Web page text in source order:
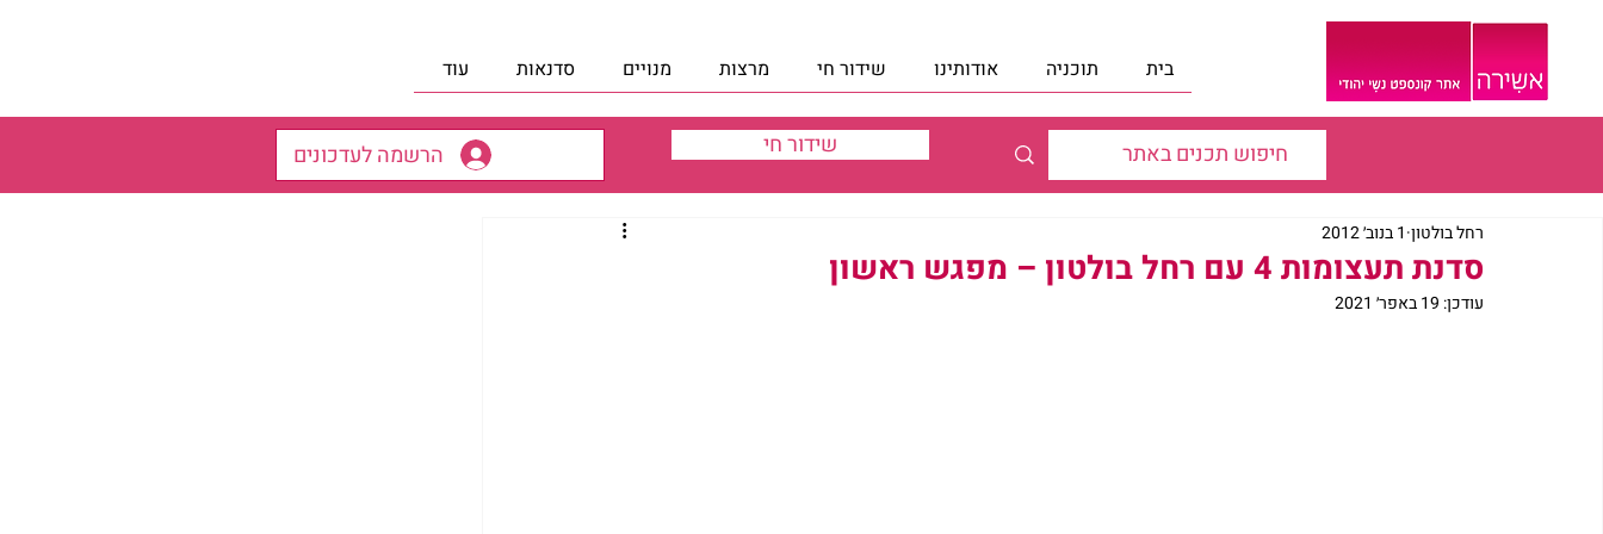
בית תוכניה אודותינו שידור חי מרצות מנויים סדנאות עוד
הרשמה לעדכונים שידור חי
סדנת תעצומות 4 עם רחל בולטון – מפגש ראשון
רחל בולטון 1 בנוב׳ 2012
עודכן: 19 באפר׳ 2021